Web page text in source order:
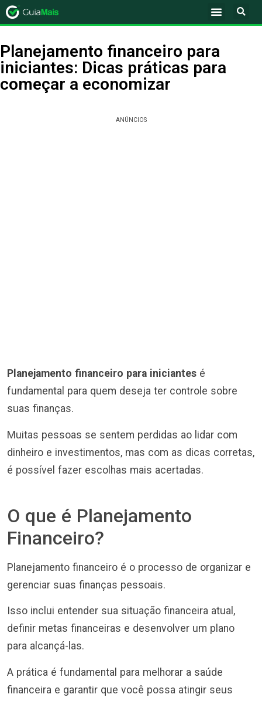
Planejamento financeiro para
iniciantes: Dicas práticas para
começar a economizar
ANÚNCIOS
Planejamento financeiro para iniciantes é
fundamental para quem deseja ter controle sobre
suas finanças.
Muitas pessoas se sentem perdidas ao lidar com
dinheiro e investimentos, mas com as dicas corretas,
é possível fazer escolhas mais acertadas.
O que é Planejamento
Financeiro?
Planejamento financeiro é o processo de organizar e
gerenciar suas finanças pessoais.
Isso inclui entender sua situação financeira atual,
definir metas financeiras e desenvolver um plano
para alcançá-las.
A prática é fundamental para melhorar a saúde
financeira e garantir que você possa atingir seus